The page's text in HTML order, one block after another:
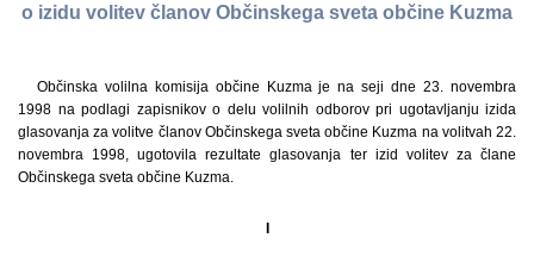
o izidu volitev članov Občinskega sveta občine Kuzma
Občinska volilna komisija občine Kuzma je na seji dne 23. novembra
1998 na podlagi zapisnikov o delu volilnih odborov pri ugotavljanju izida
glasovanja za volitve članov Občinskega sveta občine Kuzma na volitvah 22.
novembra 1998, ugotovila rezultate glasovanja ter izid volitev za člane
Občinskega sveta občine Kuzma.
I